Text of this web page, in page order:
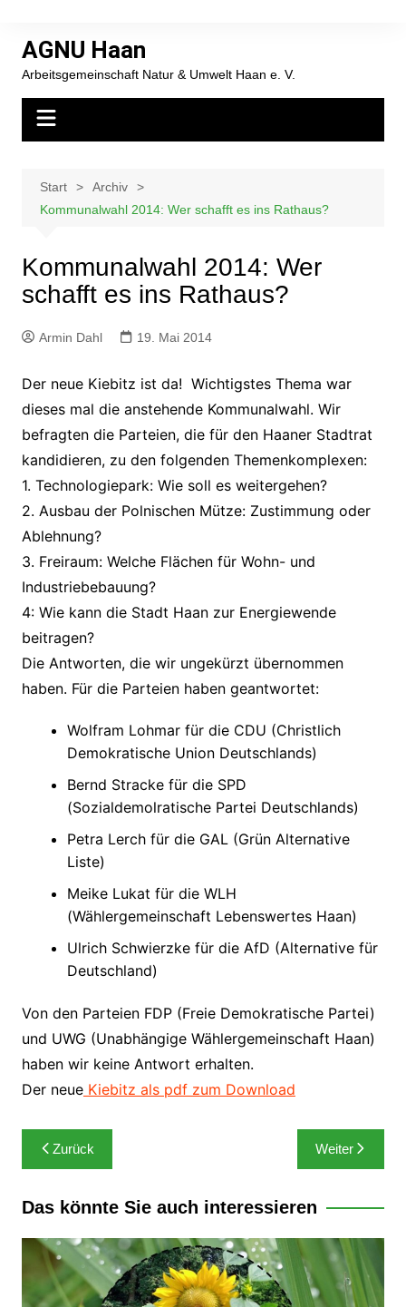
springen
AGNU Haan
Arbeitsgemeinschaft Natur & Umwelt Haan e. V.
Start
Archiv
Kommunalwahl 2014: Wer schafft es ins Rathaus?
Kommunalwahl 2014: Wer
schafft es ins Rathaus?
Armin Dahl 19. Mai 2014
Der neue Kiebitz ist da! Wichtigstes Thema war
dieses mal die anstehende Kommunalwahl. Wir
befragten die Parteien, die für den Haaner Stadtrat
kandidieren, zu den folgenden Themenkomplexen:
1. Technologiepark: Wie soll es weitergehen?
2. Ausbau der Polnischen Mütze: Zustimmung oder
Ablehnung?
3. Freiraum: Welche Flächen für Wohn- und
Industriebebauung?
4: Wie kann die Stadt Haan zur Energiewende
beitragen?
Die Antworten, die wir ungekürzt übernommen
haben. Für die Parteien haben geantwortet:
Wolfram Lohmar für die CDU (Christlich
Demokratische Union Deutschlands)
Bernd Stracke für die SPD
(Sozialdemolratische Partei Deutschlands)
Petra Lerch für die GAL (Grün Alternative
Liste)
Meike Lukat für die WLH
(Wählergemeinschaft Lebenswertes Haan)
Ulrich Schwierzke für die AfD (Alternative für
Deutschland)
Von den Parteien FDP (Freie Demokratische Partei)
und UWG (Unabhängige Wählergemeinschaft Haan)
haben wir keine Antwort erhalten.
Der neueKiebitz als pdf zum Download
Beitragsnavigation
Zurück Weiter
Das könnte Sie auch interessieren